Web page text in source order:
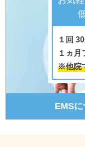
１回
１ヵ月
※他院
EMS